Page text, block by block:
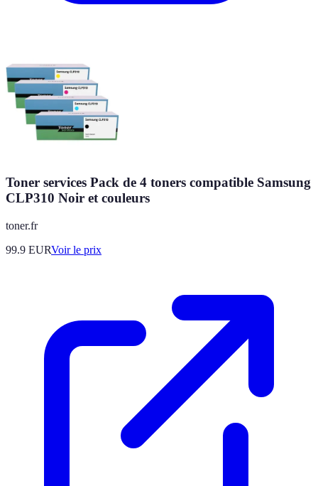
Toner services Pack de 4 toners compatible Samsung
CLP310 Noir et couleurs
toner.fr
99.9 EURVoir le prix